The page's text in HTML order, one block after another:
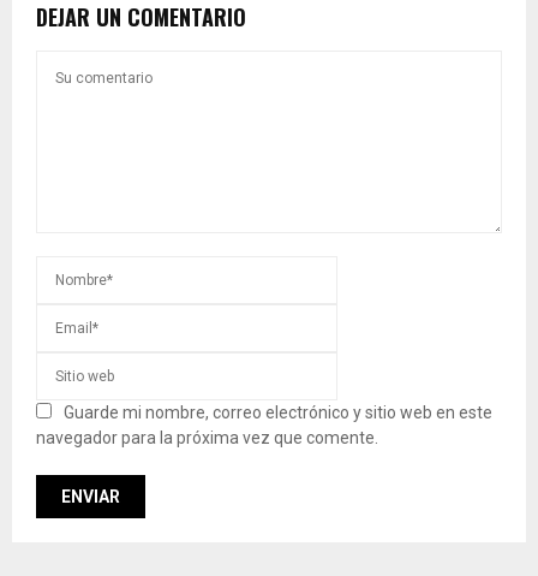
DEJAR UN COMENTARIO
Guarde mi nombre, correo electrónico y sitio web en este
navegador para la próxima vez que comente.